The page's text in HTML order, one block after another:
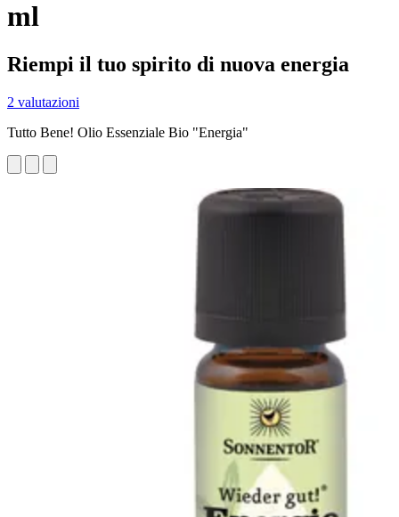
ml
Riempi il tuo spirito di nuova energia
2 valutazioni
Tutto Bene! Olio Essenziale Bio "Energia"